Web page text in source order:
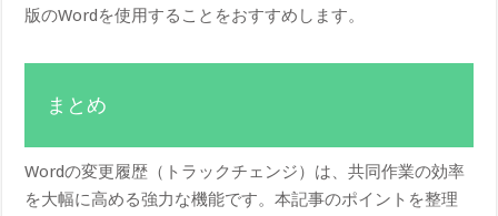
版のWordを使用することをおすすめします。
まとめ
Wordの変更履歴（トラックチェンジ）は、共同作業の効率
を大幅に高める強力な機能です。本記事のポイントを整理